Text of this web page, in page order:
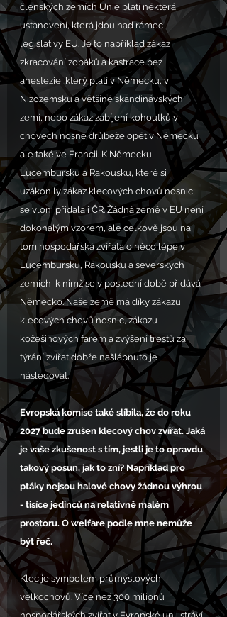
členských zemích Unie platí některá
ustanovení, která jdou nad rámec
legislativy EU. Je to například zákaz
zkracování zobáků a kastrace bez
anestezie, který platí v Německu, v
Nizozemsku a většině skandinávských
zemí, nebo zákaz zabíjení kohoutků v
chovech nosné drůbeže opět v Německu
ale také ve Francii. K Německu,
Lucembursku a Rakousku, které si
uzákonily zákaz klecových chovů nosnic,
se vloni přidala i ČR. Žádná země v EU není
dokonalým vzorem, ale celkově jsou na
tom hospodářská zvířata o něco lépe v
Lucembursku, Rakousku a severských
zemích, k nimž se v poslední době přidává
Německo. Naše země má díky zákazu
klecových chovů nosnic, zákazu
kožešinových farem a zvýšení trestů za
týrání zvířat dobře našlápnuto je
následovat.
Evropská komise také slíbila, že do roku
2027 bude zrušen klecový chov zvířat. Jaká
je vaše zkušenost s tím, jestli je to opravdu
takový posun, jak to zní? Například pro
ptáky nejsou halové chovy žádnou výhrou
- tisíce jedinců na relativně malém
prostoru. O welfare podle mne nemůže
být řeč.
Klec je symbolem průmyslových
velkochovů. Více než 300 milionů